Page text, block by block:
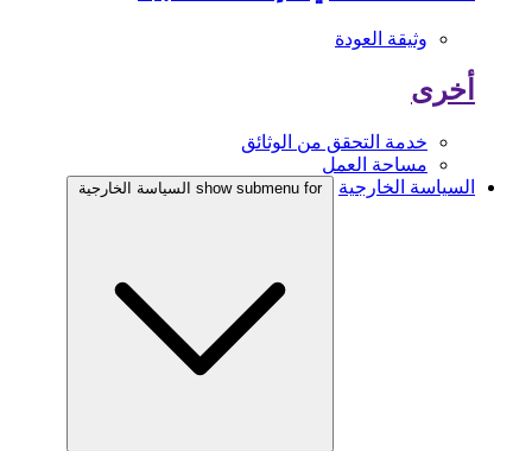
وثيقة العودة
أخرى
خدمة التحقق من الوثائق
مساحة العمل
السياسة الخارجية
show submenu for السياسة الخارجية